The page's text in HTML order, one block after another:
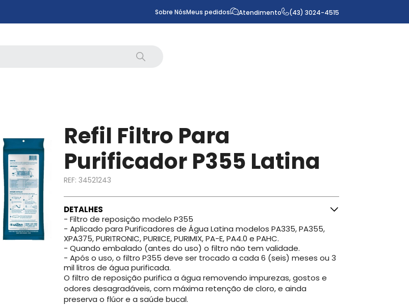
Sobre NósMeus pedidos Atendimento (43) 3024-4515
Refil Filtro Para
Purificador P355 Latina
REF: 34521243
DETALHES
- Filtro de reposição modelo P355
- Aplicado para Purificadores de Água Latina modelos PA335, PA355,
XPA375, PURITRONIC, PURIICE, PURIMIX, PA-E, PA4.0 e PAHC.
- Quando embalado (antes do uso) o filtro não tem validade.
- Após o uso, o filtro P355 deve ser trocado a cada 6 (seis) meses ou 3
mil litros de água purificada.
O filtro de reposição purifica a água removendo impurezas, gostos e
odores desagradáveis, com máxima retenção de cloro, e ainda
preserva o flúor e a saúde bucal.